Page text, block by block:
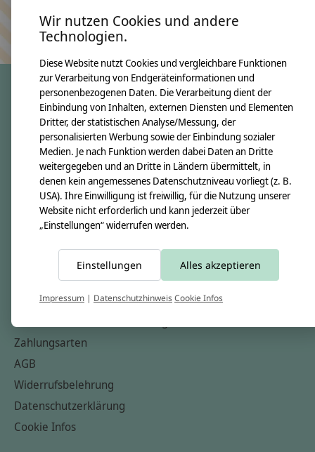
Keine Sorge, wir übertreiben es nicht
crêpes suzette
Über uns
Unsere Creppies
Nähkästchen
Unsere Stoffe
Impressum
Informationen
Kontakt
Zahlungsarten
AGB
Widerrufsbelehrung
Datenschutzerklärung
Cookie Infos
Wir nutzen Cookies und andere
Technologien.
Diese Website nutzt Cookies und vergleichbare Funktionen
zur Verarbeitung von Endgeräteinformationen und
personenbezogenen Daten. Die Verarbeitung dient der
Einbindung von Inhalten, externen Diensten und Elementen
Dritter, der statistischen Analyse/Messung, der
personalisierten Werbung sowie der Einbindung sozialer
Medien. Je nach Funktion werden dabei Daten an Dritte
weitergegeben und an Dritte in Ländern übermittelt, in
denen kein angemessenes Datenschutzniveau vorliegt (z. B.
USA). Ihre Einwilligung ist freiwillig, für die Nutzung unserer
Website nicht erforderlich und kann jederzeit über
„Einstellungen“ widerrufen werden.
Einstellungen Alles akzeptieren
Impressum | DatenschutzhinweisCookie Infos